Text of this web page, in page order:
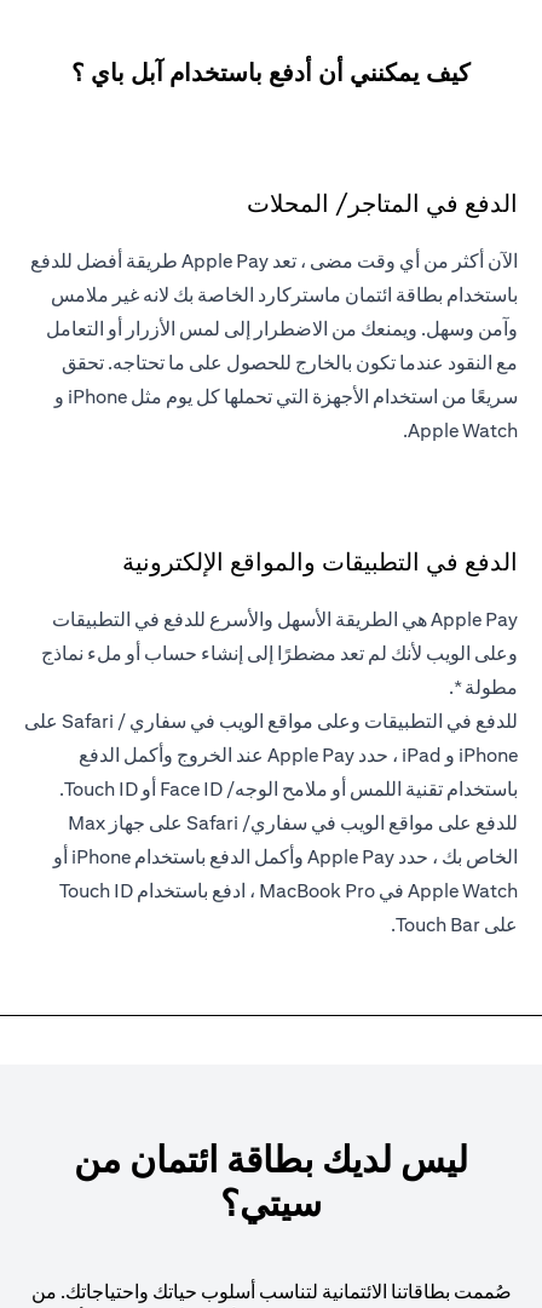
كيف يمكنني أن أدفع باستخدام آبل باي ؟
الدفع في المتاجر/ المحلات
الآن أكثر من أي وقت مضى ، تعد Apple Pay طريقة أفضل للدفع
باستخدام بطاقة ائتمان ماستركارد الخاصة بك لانه غير ملامس
وآمن وسهل. ويمنعك من الاضطرار إلى لمس الأزرار أو التعامل
مع النقود عندما تكون بالخارج للحصول على ما تحتاجه. تحقق
سريعًا من استخدام الأجهزة التي تحملها كل يوم مثل iPhone و
Apple Watch.
الدفع في التطبيقات والمواقع الإلكترونية
Apple Pay هي الطريقة الأسهل والأسرع للدفع في التطبيقات
وعلى الويب لأنك لم تعد مضطرًا إلى إنشاء حساب أو ملء نماذج
مطولة *.
للدفع في التطبيقات وعلى مواقع الويب في سفاري / Safari على
iPhone و iPad ، حدد Apple Pay عند الخروج وأكمل الدفع
باستخدام تقنية اللمس أو ملامح الوجه/ Face ID أو Touch ID.
للدفع على مواقع الويب في سفاري/ Safari على جهاز Max
الخاص بك ، حدد Apple Pay وأكمل الدفع باستخدام iPhone أو
Apple Watch في MacBook Pro ، ادفع باستخدام Touch ID
على Touch Bar.
ليس لديك بطاقة ائتمان من
سيتي؟
صُممت بطاقاتنا الائتمانية لتناسب أسلوب حياتك واحتياجاتك. من